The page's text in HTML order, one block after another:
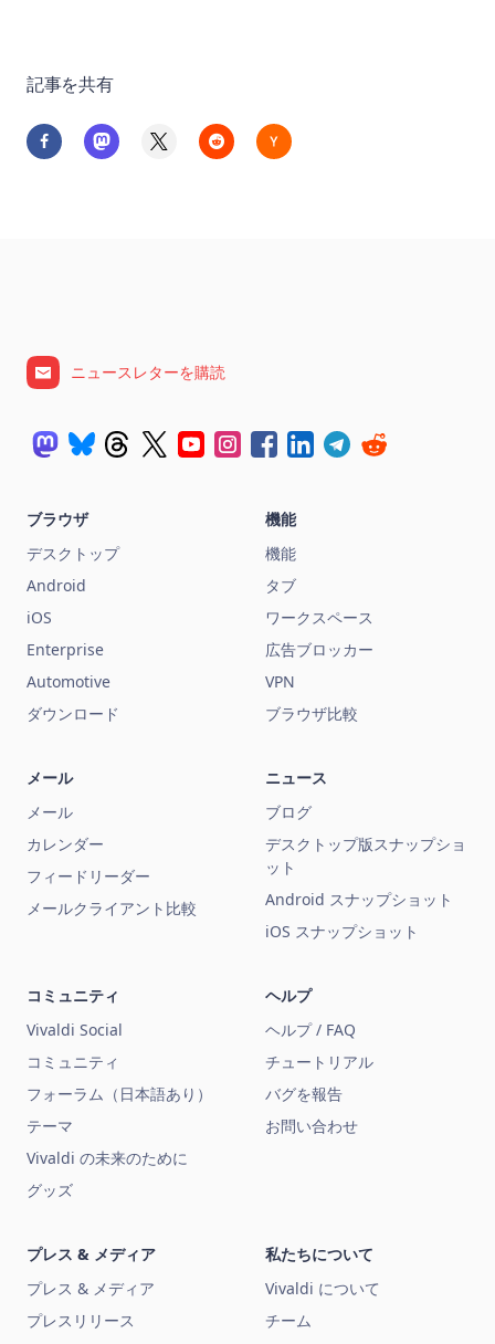
記事を共有
ニュースレターを購読
ブラウザ
デスクトップ
Android
iOS
Enterprise
Automotive
ダウンロード
機能
機能
タブ
ワークスペース
広告ブロッカー
VPN
ブラウザ比較
メール
メール
カレンダー
フィードリーダー
メールクライアント比較
ニュース
ブログ
デスクトップ版スナップショ
ット
Android スナップショット
iOS スナップショット
コミュニティ
Vivaldi Social
コミュニティ
フォーラム（日本語あり）
テーマ
Vivaldi の未来のために
グッズ
ヘルプ
ヘルプ / FAQ
チュートリアル
バグを報告
お問い合わせ
プレス & メディア
プレス & メディア
プレスリリース
私たちについて
Vivaldi について
チーム